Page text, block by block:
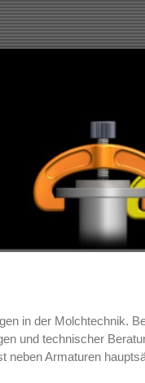
in der Molchtechnik.
und technischer
Armaturen